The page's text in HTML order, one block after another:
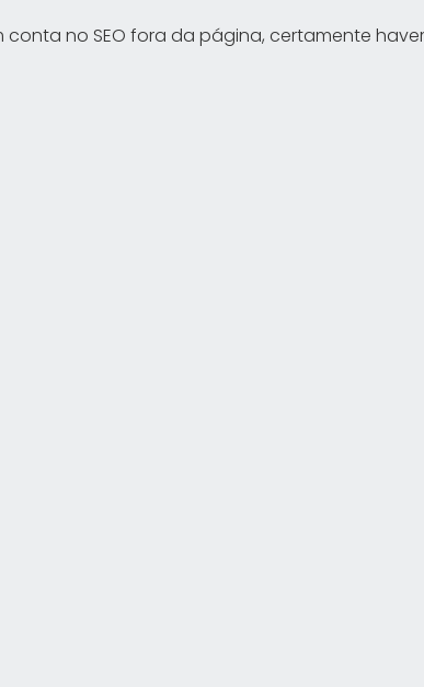
no SEO fora da página, certamente